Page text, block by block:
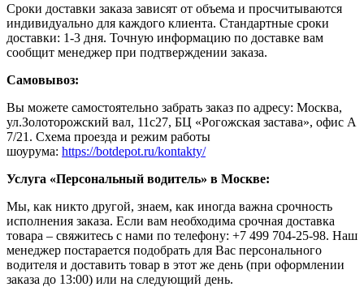
Сроки доставки заказа зависят от объема и просчитываются
индивидуально для каждого клиента. Стандартные сроки
доставки: 1-3 дня. Точную информацию по доставке вам
сообщит менеджер при подтверждении заказа.
Самовывоз:
Вы можете самостоятельно забрать заказ по адресу: Москва,
ул.Золоторожский вал, 11с27, БЦ «Рогожская застава», офис А
7/21. Схема проезда и режим работы
шоурума: https://botdepot.ru/kontakty/
Услуга «Персональный водитель» в Москве:
Мы, как никто другой, знаем, как иногда важна срочность
исполнения заказа. Если вам необходима срочная доставка
товара – свяжитесь с нами по телефону: +7 499 704-25-98. Наш
менеджер постарается подобрать для Вас персонального
водителя и доставить товар в этот же день (при оформлении
заказа до 13:00) или на следующий день.